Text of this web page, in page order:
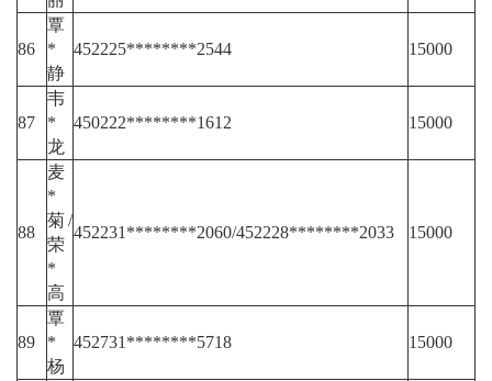
86
覃
*
静
452225********2544 15000
87
韦
*
龙
450222********1612 15000
88
麦
*
菊/
荣
*
高
452231********2060/452228********2033 15000
89
覃
*
杨
452731********5718 15000